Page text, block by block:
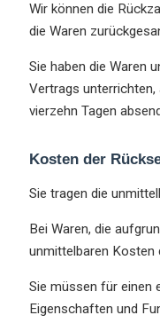
Wir können die
die Waren
Sie haben die Waren
Vertrags unterrichten,
vierzehn Tagen
Kosten der
Sie tragen die
Bei Waren, die
unmittelbaren Kosten
Sie müssen für einen
Eigenschaften und